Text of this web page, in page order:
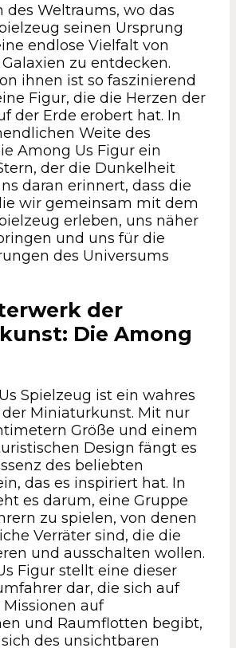
des Weltraums, wo das
seinen Ursprung
endlose Vielfalt von
zu entdecken.
ihnen ist so faszinierend
Figur, die die Herzen der
der Erde erobert hat. In
Weite des
Among Us Figur ein
der die Dunkelheit
daran erinnert, dass die
wir gemeinsam mit dem
erleben, uns näher
und uns für die
des Universums
der
Die Among
Spielzeug ist ein wahres
Miniaturkunst. Mit nur
Größe und einem
Design fängt es
des beliebten
das es inspiriert hat. In
es darum, eine Gruppe
zu spielen, von denen
Verräter sind, die die
und ausschalten wollen.
Figur stellt eine dieser
dar, die sich auf
auf
und Raumflotten begibt,
des unsichtbaren